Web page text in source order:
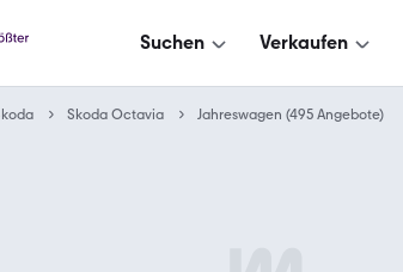
Suchen Verkaufen
Skoda Octavia Jahreswagen (495 Angebote)